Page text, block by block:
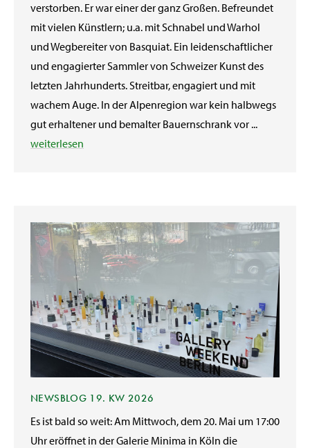
verstorben. Er war einer der ganz Großen. Befreundet
mit vielen Künstlern; u.a. mit Schnabel und Warhol
und Wegbereiter von Basquiat. Ein leidenschaftlicher
und engagierter Sammler von Schweizer Kunst des
letzten Jahrhunderts. Streitbar, engagiert und mit
wachem Auge. In der Alpenregion war kein halbwegs
gut erhaltener und bemalter Bauernschrank vor ...
weiterlesen
NEWSBLOG 19. KW 2026
Es ist bald so weit: Am Mittwoch, dem 20. Mai um 17:00
Uhr eröffnet in der Galerie Minima in Köln die